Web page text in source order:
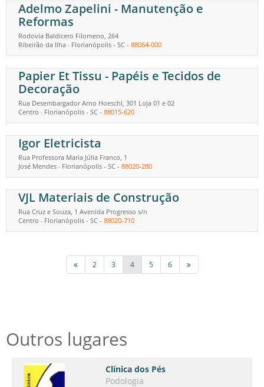
Adelmo Zapelini - Manutenção e
Reformas
Rodovia Baldicero Filomeno, 264
Ribeirão da Ilha - Florianópolis - SC - 88064-000
Papier Et Tissu - Papéis e Tecidos de
Decoração
Rua Desembargador Arno Hoeschl, 301 Loja 01 e 02
Centro - Florianópolis - SC - 88015-620
Igor Eletricista
Rua Professora Maria Júlia Franco, 1
José Mendes - Florianópolis - SC - 88020-280
VJL Materiais de Construção
Rua Cruz e Souza, 1 Avenida Progresso s/n
Centro - Florianópolis - SC - 88020-710
2 3 4 5 6
Outros lugares
Clínica dos Pés
Podologia